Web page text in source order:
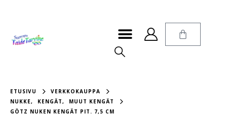
ETUSIVU
VERKKOKAUPPA
NUKKE, KENGÄT,
MUUT KENGÄT
GÖTZ NUKEN KENGÄT PIT. 7,5 CM